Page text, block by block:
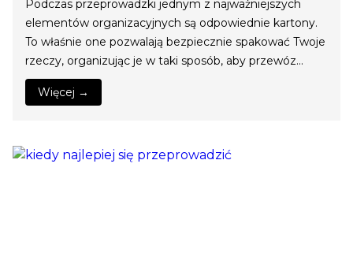
Podczas przeprowadzki jednym z najważniejszych
elementów organizacyjnych są odpowiednie kartony.
To właśnie one pozwalają bezpiecznie spakować Twoje
rzeczy, organizując je w taki sposób, aby przewóz…
Więcej →